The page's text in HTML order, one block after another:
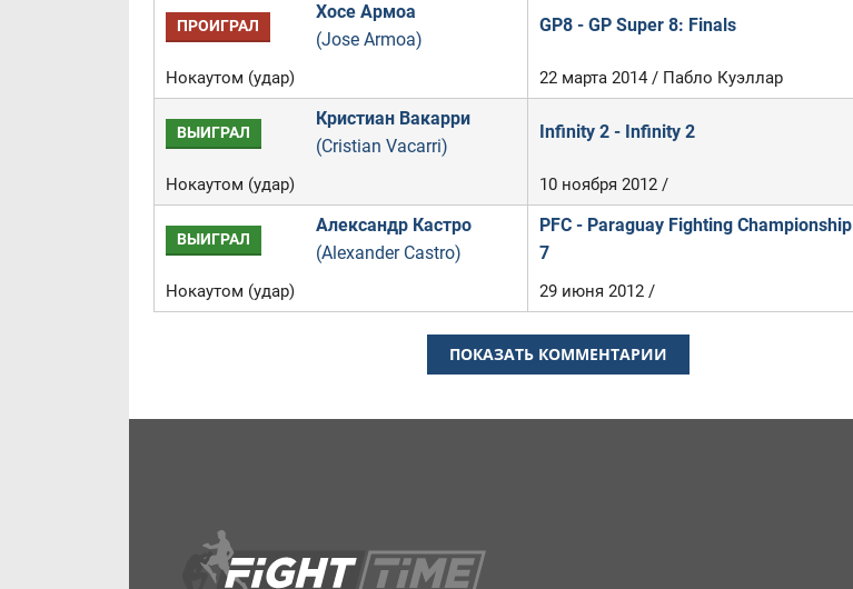
ПРОИГРАЛ
Хосе Армоа
(Jose Armoa)
GP8 - GP Super 8: Finals
Нокаутом (удар) 22 марта 2014 / Пабло Куэллар
ВЫИГРАЛ
Кристиан Вакарри
(Cristian Vacarri)
Infinity 2 - Infinity 2
Нокаутом (удар) 10 ноября 2012 /
ВЫИГРАЛ
Александр Кастро
(Alexander Castro)
PFC - Paraguay Fighting Championship
7
Нокаутом (удар) 29 июня 2012 /
ПОКАЗАТЬ КОММЕНТАРИИ